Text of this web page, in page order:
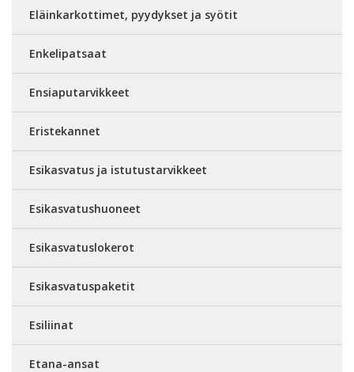
Eläinkarkottimet, pyydykset ja syötit
Enkelipatsaat
Ensiaputarvikkeet
Eristekannet
Esikasvatus ja istutustarvikkeet
Esikasvatushuoneet
Esikasvatuslokerot
Esikasvatuspaketit
Esiliinat
Etana-ansat